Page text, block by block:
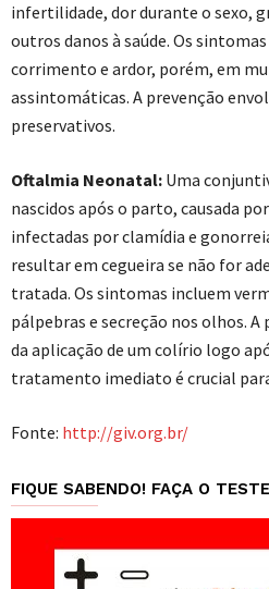
infertilidade, dor durante o sexo,
outros danos à saúde. Os
corrimento e ardor, porém, em
assintomáticas. A prevenção
preservativos.
Oftalmia Neonatal: Uma
nascidos após o parto, causada
infectadas por clamídia e
resultar em cegueira se não for
tratada. Os sintomas incluem
pálpebras e secreção nos olhos.
da aplicação de um colírio logo
tratamento imediato é crucial
Fonte: http://giv.org.br/
FIQUE SABENDO! FAÇA O